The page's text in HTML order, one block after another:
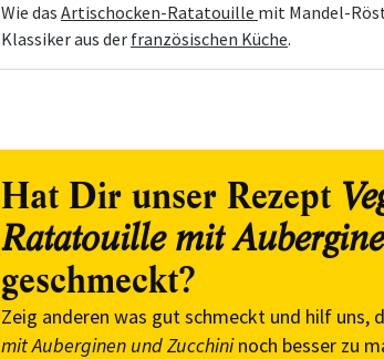
Wie das Artischocken-Ratatouille mit Mandel-
Klassiker aus der französischen Küche.
Hat Dir unser Rezept
Ratatouille mit
geschmeckt?
Zeig anderen was gut schmeckt und hilf uns,
mit Auberginen und Zucchininoch besser zu